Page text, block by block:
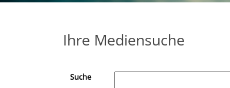
Ihre Mediensuche
Suche